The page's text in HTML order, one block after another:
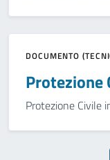
DOCUMENTO
Protezione
Protezione Civile